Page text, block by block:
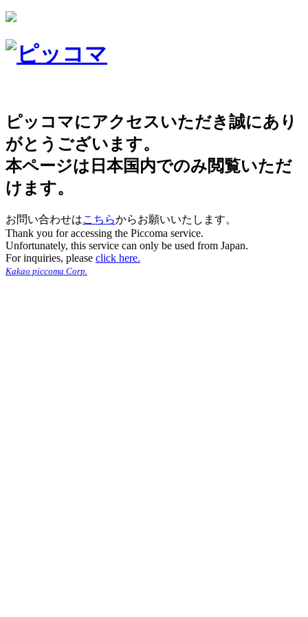
ピッコマにアクセスいただき誠にあり
がとうございます。
本ページは日本国内でのみ閲覧いただ
けます。
お問い合わせはこちらからお願いいたします。
Thank you for accessing the Piccoma service.
Unfortunately, this service can only be used from Japan.
For inquiries, please click here.
Kakao piccoma Corp.